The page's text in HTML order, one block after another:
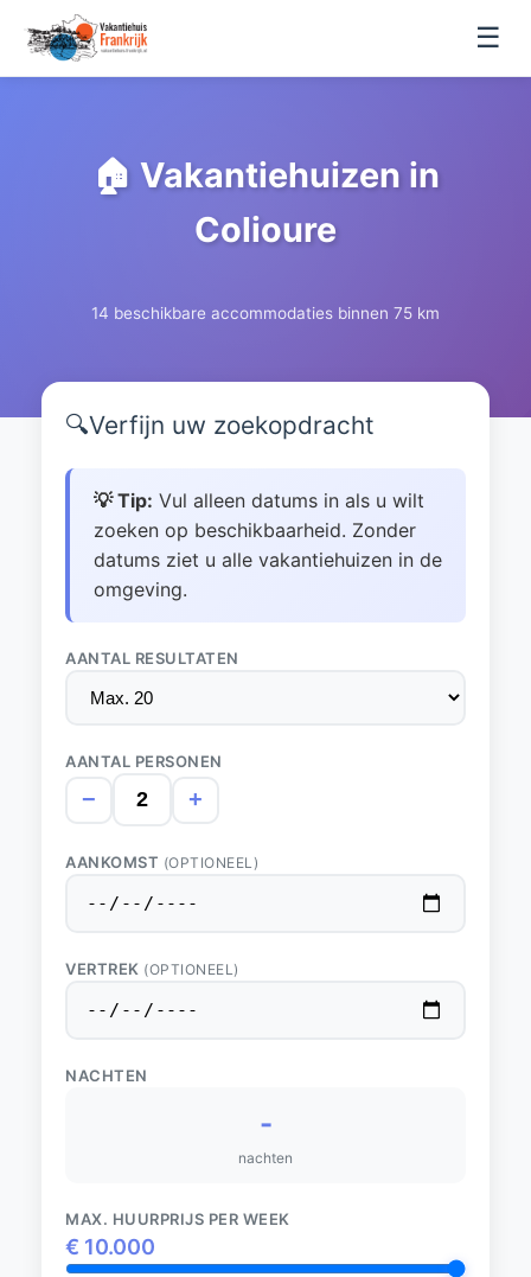
☰
🏠 Vakantiehuizen in
Colioure
14 beschikbare accommodaties binnen 75 km
🔍Verfijn uw zoekopdracht
💡 Tip: Vul alleen datums in als u wilt
zoeken op beschikbaarheid. Zonder
datums ziet u alle vakantiehuizen in de
omgeving.
AANTAL RESULTATEN
AANTAL PERSONEN
− +
AANKOMST (OPTIONEEL)
VERTREK (OPTIONEEL)
NACHTEN
-
nachten
MAX. HUURPRIJS PER WEEK
€ 10.000